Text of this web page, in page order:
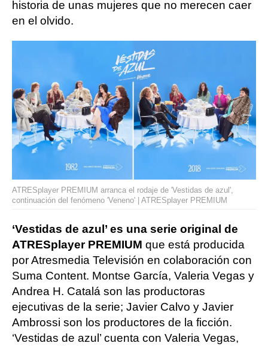
historia de unas mujeres que no merecen caer
en el olvido.
ATRESplayer PREMIUM arranca el rodaje de 'Vestidas de azul',
continuación del fenómeno 'Veneno' | ATRESplayer PREMIUM
‘Vestidas de azul’ es una serie original de
ATRESplayer PREMIUM que está producida
por Atresmedia Televisión en colaboración con
Suma Content. Montse García, Valeria Vegas y
Andrea H. Catalá son las productoras
ejecutivas de la serie; Javier Calvo y Javier
Ambrossi son los productores de la ficción.
‘Vestidas de azul’ cuenta con Valeria Vegas,